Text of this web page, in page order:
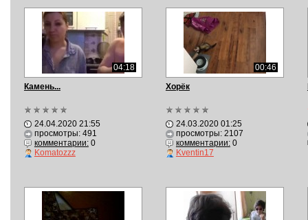
04:18
Камень...
24.04.2020 21:55
просмотры: 491
комментарии:0
Komatozzz
00:46
Хорёк
24.03.2020 01:25
просмотры: 2107
комментарии:0
Kventin17